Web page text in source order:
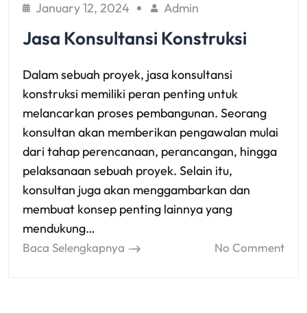
January 12, 2024 Admin
Jasa Konsultansi Konstruksi
Dalam sebuah proyek, jasa konsultansi
konstruksi memiliki peran penting untuk
melancarkan proses pembangunan. Seorang
konsultan akan memberikan pengawalan mulai
dari tahap perencanaan, perancangan, hingga
pelaksanaan sebuah proyek. Selain itu,
konsultan juga akan menggambarkan dan
membuat konsep penting lainnya yang
mendukung…
Baca Selengkapnya No Comment